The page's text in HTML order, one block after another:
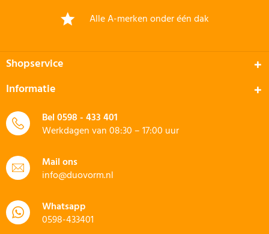
Alle A-merken onder één dak
Shopservice
Informatie
Bel0598 - 433 401
Werkdagen van 08:30 – 17:00 uur
Mail ons
info@duovorm.nl
Whatsapp
0598-433401